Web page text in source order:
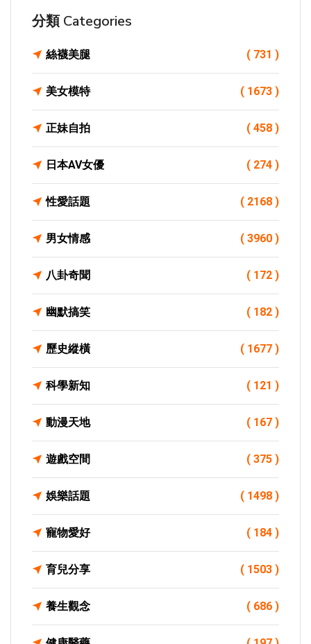
分類 Categories
絲襪美腿 ( 731 )
美女模特 ( 1673 )
正妹自拍 ( 458 )
日本AV女優 ( 274 )
性愛話題 ( 2168 )
男女情感 ( 3960 )
八卦奇聞 ( 172 )
幽默搞笑 ( 182 )
歷史縱橫 ( 1677 )
科學新知 ( 121 )
動漫天地 ( 167 )
遊戲空間 ( 375 )
娛樂話題 ( 1498 )
寵物愛好 ( 184 )
育兒分享 ( 1503 )
養生觀念 ( 686 )